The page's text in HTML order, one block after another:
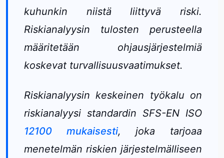
kuhunkin niistä liittyvä riski.
Riskianalyysin tulosten perusteella
määritetään ohjausjärjestelmiä
koskevat turvallisuusvaatimukset.
Riskianalyysin keskeinen työkalu on
riskianalyysi standardin SFS-EN ISO
12100 mukaisesti, joka tarjoaa
menetelmän riskien järjestelmälliseen